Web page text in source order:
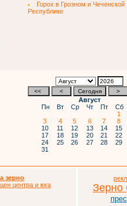
Горох в Грозном и Чеченской
Республике
Август
Пн
Вт Ср Чт Пт Сб
1
3
4 5 6 7
8
10
11 12 13 14 15
17
18 19 20 21 22
24
25 26 27 28 29
31
зерно
центра и юга
Зерно